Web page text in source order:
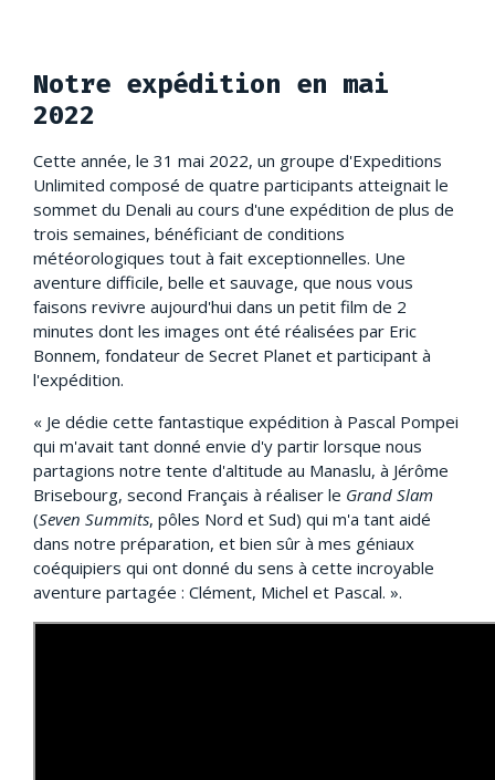
Notre expédition en mai
2022
Cette année, le 31 mai 2022, un groupe d'Expeditions
Unlimited composé de quatre participants atteignait le
sommet du Denali au cours d'une expédition de plus de
trois semaines, bénéficiant de conditions
météorologiques tout à fait exceptionnelles. Une
aventure difficile, belle et sauvage, que nous vous
faisons revivre aujourd'hui dans un petit film de 2
minutes dont les images ont été réalisées par Eric
Bonnem, fondateur de Secret Planet et participant à
l'expédition.
« Je dédie cette fantastique expédition à Pascal Pompei
qui m'avait tant donné envie d'y partir lorsque nous
partagions notre tente d'altitude au Manaslu, à Jérôme
Brisebourg, second Français à réaliser le Grand Slam
(Seven Summits, pôles Nord et Sud) qui m'a tant aidé
dans notre préparation, et bien sûr à mes géniaux
coéquipiers qui ont donné du sens à cette incroyable
aventure partagée : Clément, Michel et Pascal. ».